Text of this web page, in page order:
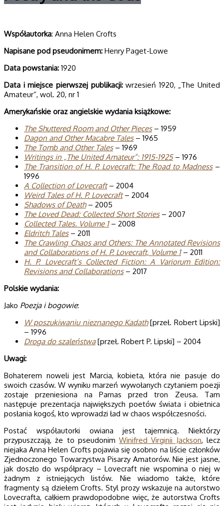
Współautorka: Anna Helen Crofts
Napisane pod pseudonimem: Henry Paget-Lowe
Data powstania: 1920
Data i miejsce pierwszej publikacji:wrzesień 1920, „The United
Amateur”, wol. 20, nr 1
Amerykańskie oraz angielskie wydania książkowe:
The Shuttered Room and Other Pieces– 1959
Dagon and Other Macabre Tales– 1965
The Tomb and Other Tales– 1969
Writings in „The United Amateur”: 1915-1925– 1976
The Transition of H. P. Lovecraft: The Road to Madness–
1996
A Collection of Lovecraft– 2004
Weird Tales of H. P. Lovecraft – 2004
Shadows of Death– 2005
The Loved Dead: Collected Short Stories– 2007
Col­lec­ted Tales. Volume 1– 2008
Eldritch Tales – 2011
The Craw­ling Chaos and Others: The Anno­ta­ted Revi­sions
and Col­la­bo­ra­tions of H. P. Love­craft, Volume 1 – 2011
H. P. Lovecraft’s Collected Fiction: A Variorum Edition:
Revisions and Collaborations – 2017
Polskie wydania:
Jako Poezja i bogowie:
W poszukiwaniu nieznanego Kadath[przeł. Robert Lipski]
– 1996
Droga do szaleństwa [przeł. Robert P. Lipski] – 2004
Uwagi:
Bohaterem noweli jest Marcia, kobieta, która nie pasuje do
swoich czasów. W wyniku marzeń wywołanych czytaniem poezji
zostaje przeniesiona na Parnas przed tron Zeusa. Tam
następuje prezentacja największych poetów świata i obietnica
posłania kogoś, kto wprowadzi ład w chaos współczesności.
Postać współautorki owiana jest tajemnicą. Niektórzy
przypuszczają, że to pseudonimWinifred Virginii Jackson, lecz
niejaka Anna Helen Crofts pojawia się osobno na liście członków
Zjednoczonego Towarzystwa Pisarzy Amatorów. Nie jest jasne,
jak doszło do współpracy – Lovecraft nie wspomina o niej w
żadnym z istniejących listów. Nie wiadomo także, które
fragmenty są dziełem Crofts. Styl prozy wskazuje na autorstwo
Lovecrafta, całkiem prawdopodobne więc, że autorstwa Crofts